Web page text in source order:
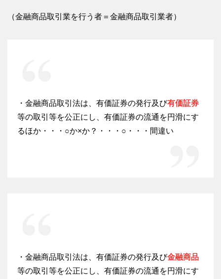
（金融商品取引業を行う者＝金融商品取引業者）
・金融商品取引法は、有価証券の発行及び有価証券
等の取引等を公正にし、有価証券の流通を円滑にす
るほか・・・○か×か？・・・○・・・間違い
・金融商品取引法は、有価証券の発行及び金融商品
等の取引等を公正にし、有価証券の流通を円滑にす